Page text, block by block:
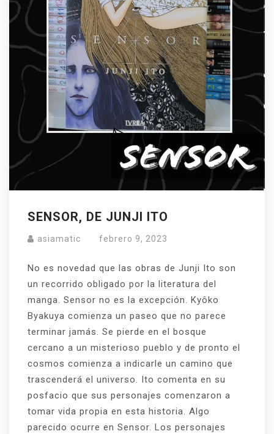
SENSOR, DE JUNJI ITO
asiamatic febrero 9, 2023
No es novedad que las obras de Junji Ito son
un recorrido obligado por la literatura del
manga. Sensor no es la excepción. Kyôko
Byakuya comienza un paseo que no parece
terminar jamás. Se pierde en el bosque
cercano a un misterioso pueblo y de pronto el
cosmos comienza a indicarle un camino que
trascenderá el universo. Ito comenta en su
posfacio que sus personajes comenzaron a
tomar vida propia en esta historia. Algo
parecido ocurre en Sensor. Los personajes